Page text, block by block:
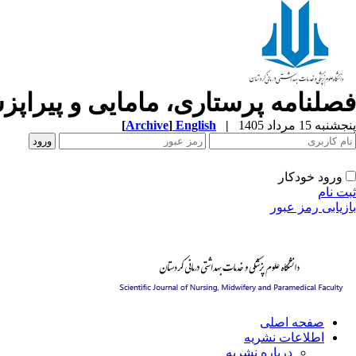
فصلنامه پرستاری، مامایی و
پنجشنبه 15 مرداد 1405 |
English
[Archive]
ورود خودکار
ثبت نام
بازیابی رمز عبور
صفحه اصلی
اطلاعات نشریه
درباره نشریه